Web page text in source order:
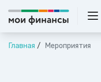
Главная Мероприятия